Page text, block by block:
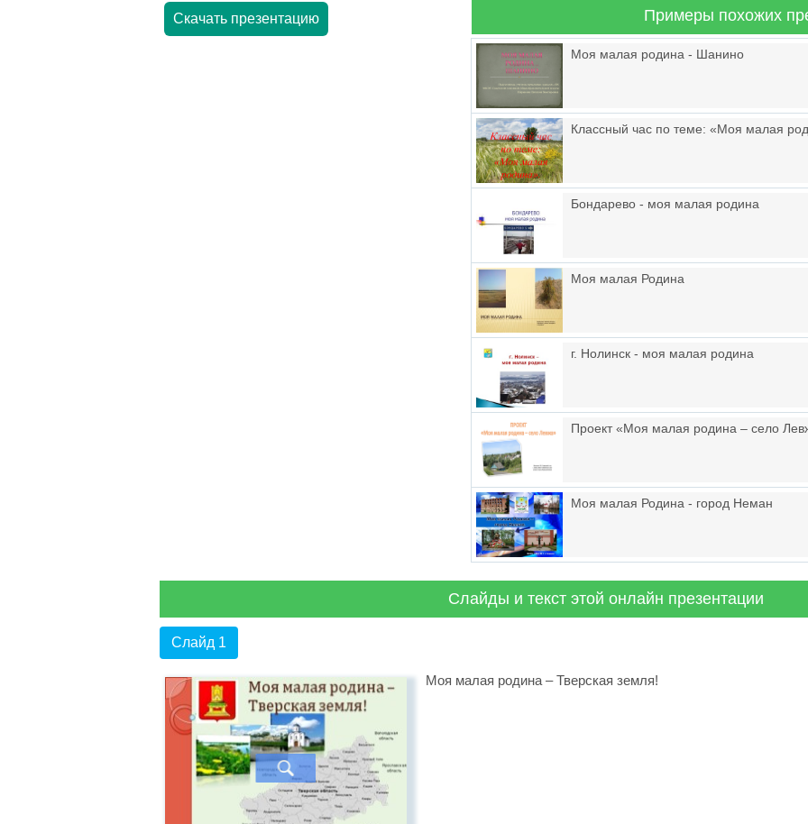
Скачать презентацию Примеры похожих
Моя малая родина - Шанино
Классный час по теме: «Моя малая
Бондарево - моя малая родина
Моя малая Родина
г. Нолинск - моя малая родина
Проект «Моя малая родина – село
Моя малая Родина - город Неман
Слайды и текст этой онлайн презентации
Слайд 1
Моя малая родина – Тверская земля!